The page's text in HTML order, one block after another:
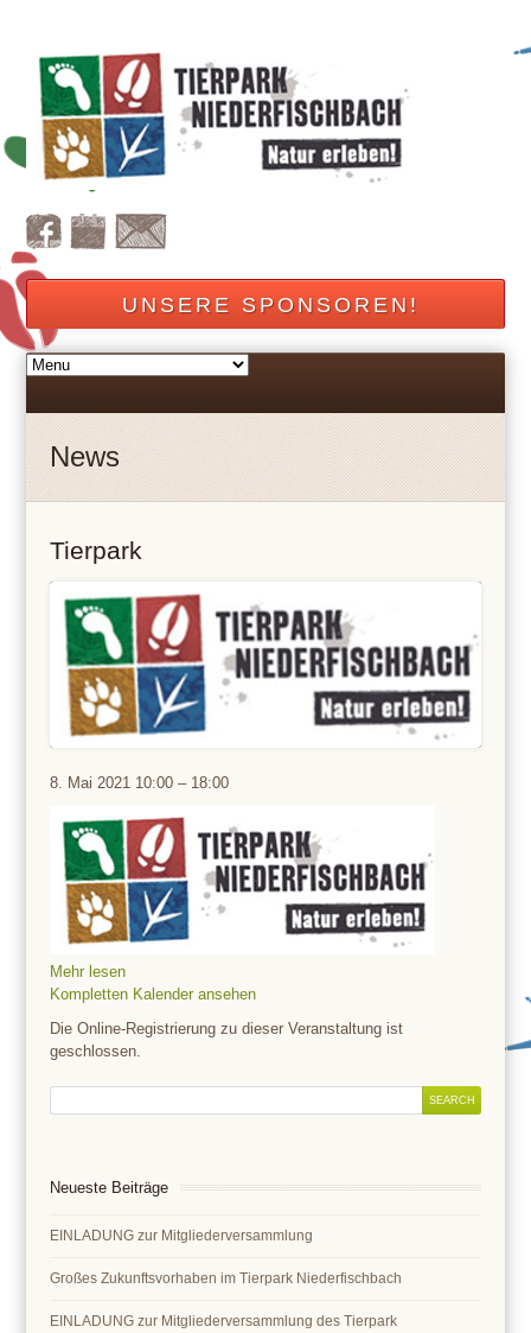
UNSERE SPONSOREN!
News
Tierpark
Tierpark
8. Mai 2021 10:00 – 18:00
Mehr lesen
Kompletten Kalender ansehen
Die Online-Registrierung zu dieser Veranstaltung ist
geschlossen.
Neueste Beiträge
EINLADUNG zur Mitgliederversammlung
Großes Zukunftsvorhaben im Tierpark Niederfischbach
EINLADUNG zur Mitgliederversammlung des Tierpark